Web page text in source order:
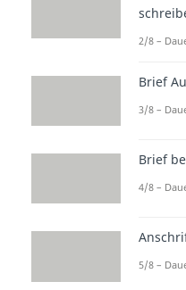
—
2/8 –
Brief
3/8 –
Brief
4/8 –
5/8 –